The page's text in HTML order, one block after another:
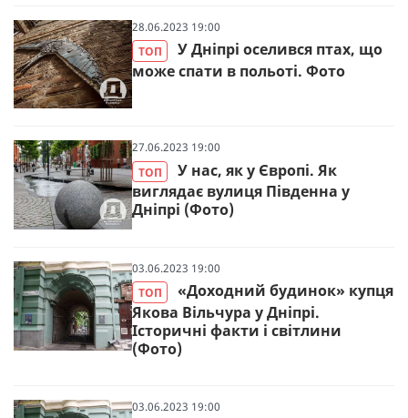
28.06.2023 19:00
ТОП
У Дніпрі оселився птах, що
може спати в польоті. Фото
27.06.2023 19:00
ТОП
У нас, як у Європі. Як
виглядає вулиця Південна у
Дніпрі (Фото)
03.06.2023 19:00
ТОП
«Доходний будинок» купця
Якова Вільчура у Дніпрі.
Історичні факти і світлини
(Фото)
03.06.2023 19:00